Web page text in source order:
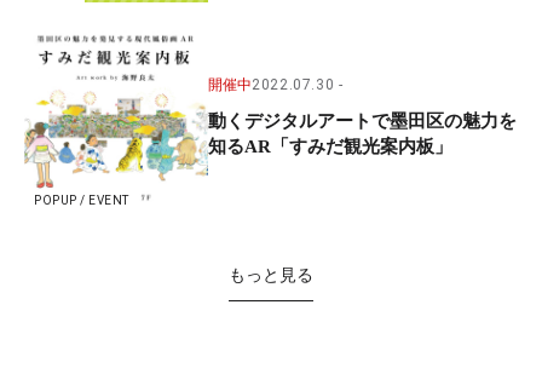
POPUP / EVENT
開催中2022.07.30
動くデジタルアートで墨田区の魅力を
知るAR「すみだ観光案内板」
もっと見る